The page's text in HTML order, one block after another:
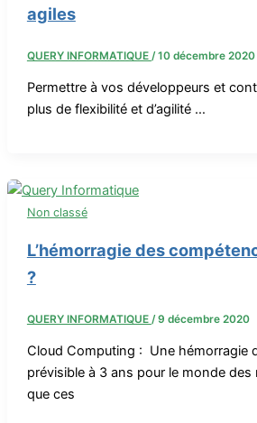
agiles
QUERY INFORMATIQUE /10 décembre 2020
Permettre à vos développeurs et
plus de flexibilité et d’agilité …
Non classé
L’hémorragie des
?
QUERY INFORMATIQUE /9 décembre 2020
Cloud Computing : Une hémorragie
prévisible à 3 ans pour le monde des
que ces